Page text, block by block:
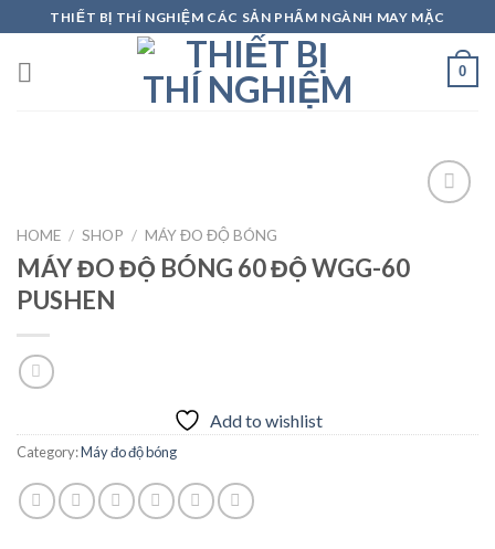
to
content
THIẾT BỊ THÍ NGHIỆM CÁC SẢN PHẨM NGÀNH MAY MẶC
0
HOME / SHOP / MÁY ĐO ĐỘ BÓNG
MÁY ĐO ĐỘ BÓNG 60 ĐỘ WGG-60
PUSHEN
Add to wishlist
Category:Máy đo độ bóng